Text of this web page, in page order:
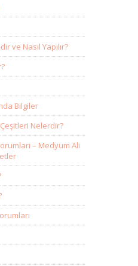
ve Nasıl Yapılır?
Bilgiler
Nelerdir?
– Medyum Ali